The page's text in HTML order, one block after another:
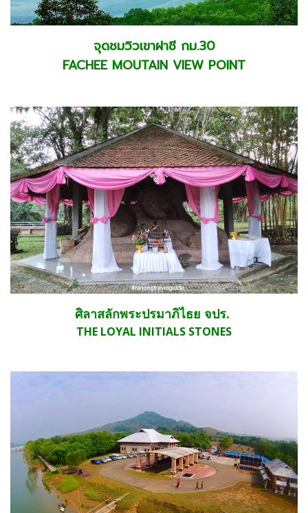
จุดชมวิวเขาฝาชี กม.30
FACHEE MOUTAIN VIEW POINT
ศิลาสลักพระปรมาภิไธย จปร.
THE LOYAL INITIALS STONES